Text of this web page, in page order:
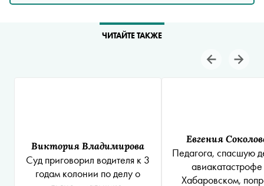
ЧИТАЙТЕ ТАКЖЕ
Виктория Владимирова
Суд приговорил водителя к 3
годам колонии по делу о
Евгения
Педагога, спасшую
Хабаровском,